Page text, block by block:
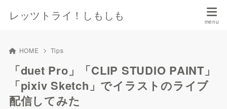
レッツトライ！しもしも
HOME Tips
「duet Pro」「CLIP STUDIO PAINT」
「pixiv Sketch」でイラストのライブ
配信してみた